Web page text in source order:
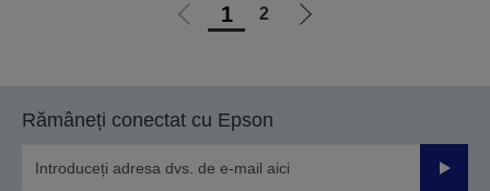
Mergi
1 2
Mergi
Rămâneți conectat cu Epson